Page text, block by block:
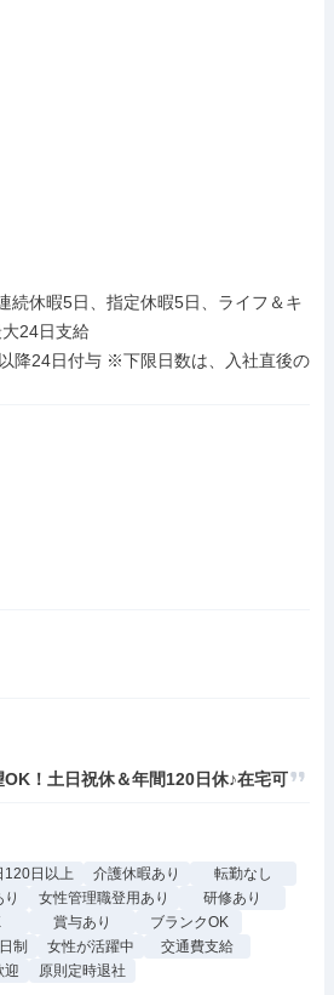
続休暇5日、指定休暇5日、ライフ＆キ
24日支給
降24日付与 ※下限日数は、入社直後の
！土日祝休＆年間120日休♪在宅可
120日以上 介護休暇あり
転勤なし
女性管理職登用あり
研修あり
賞与あり
ブランクOK
制 女性が活躍中
交通費支給
迎 原則定時退社